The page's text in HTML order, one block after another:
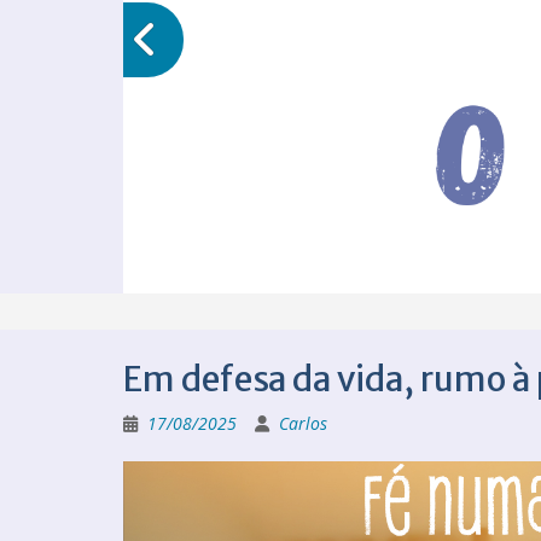
Em defesa da vida, rumo à
17/08/2025 Carlos